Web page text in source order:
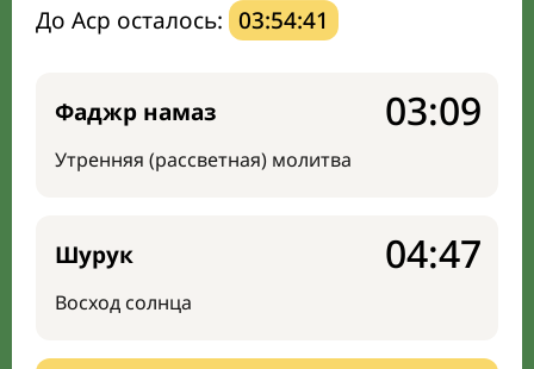
До Аср осталось: 03:54:40
Фаджр намаз
Утренняя (рассветная) молитва
03:09
Шурук
Восход солнца
04:47